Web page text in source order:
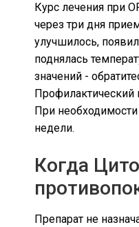
Курс лечения при
через три дня
улучшилось,
поднялась
значений -
Профилактический
При
недели.
Когда
Препарат не